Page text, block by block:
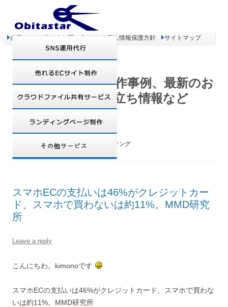
企業コンセプト お問い合わせ 個人情報保護方針 サイトマップ
オビタスター 制作事例、最新のお
得情報、お役立ち情報など
TAG ARCHIVES:ロイヤリティマーケティング
スマホECの支払いは46%がクレジットカー
ド、スマホで買わないは約11%。MMD研究
所
Leave a reply
こんにちわ。kimonoです
スマホECの支払いは46%がクレジットカード、スマホで買わな
いは約11%。MMD研究所